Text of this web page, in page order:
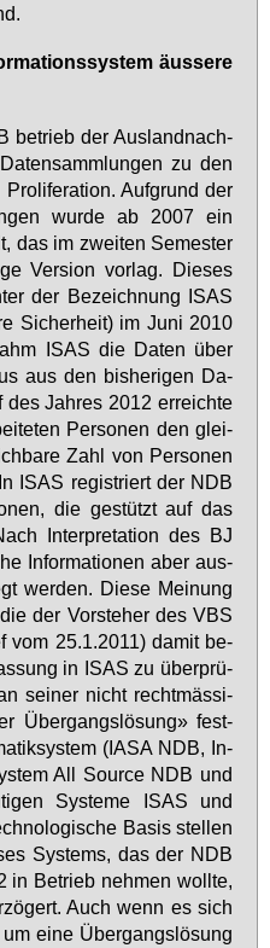
äus­se­re
be­trieb der Aus­land­nach­
zu den
Auf­grund der
wur­de ab 2007 ein
das im zwei­ten Se­mes­ter
Ver­si­on vor­lag. Die­ses
der Be­zeich­nung ISAS
Si­cher­heit) im Ju­ni 2010
ISAS die Da­ten über
aus den bis­he­ri­gen Da­
des Jah­res 2012 er­reich­te
Per­so­nen den glei­
Zahl von Per­so­nen
ISAS re­gis­triert der NDB
die ge­stützt auf das
In­ter­pre­ta­ti­on des BJ
In­for­ma­tio­nen aber aus­
wer­den. Die­se Mei­nung
der Vor­ste­her des VBS
vom 25.1.2011) da­mit be­
in ISAS zu über­prü­
sei­ner nicht recht­mäs­si­
Über­gangs­lö­sung» fest­
(IASA NDB, In­
All Sour­ce NDB und
Sys­te­me ISAS und
Ba­sis stel­len
Sys­tems, das der NDB
in Be­trieb neh­men woll­te,
Auch wenn es sich
ei­ne Über­gangs­lö­sung